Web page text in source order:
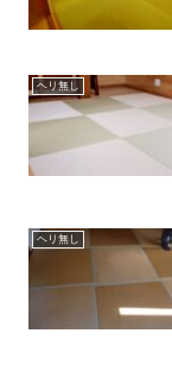
ヘリ無し
ヘリ無し